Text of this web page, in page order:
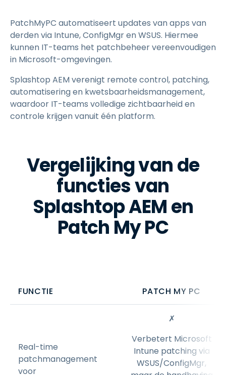
PatchMyPC automatiseert updates van apps van
derden via Intune, ConfigMgr en WSUS. Hiermee
kunnen IT-teams het patchbeheer vereenvoudigen
in Microsoft-omgevingen.
Splashtop AEM verenigt remote control, patching,
automatisering en kwetsbaarheidsmanagement,
waardoor IT-teams volledige zichtbaarheid en
controle krijgen vanuit één platform.
Vergelijking van de
functies van
Splashtop AEM en
Patch My PC
FUNCTIE PATCH MY PC
Real-time
patchmanagement
voor
✗
Verbetert Microsoft
Intune patching via
WSUS/ConfigMgr,